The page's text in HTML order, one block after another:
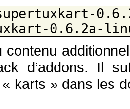
0.6.2a-
contenu
d’addons. Il
karts » dans les